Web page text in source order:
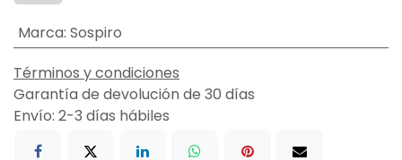
Marca: Sospiro
Términos y condiciones
Garantía de devolución de 30 días
Envío: 2-3 días hábiles